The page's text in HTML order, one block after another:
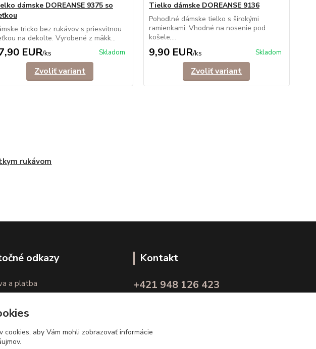
dámske DOREANSE 9375 so
tricko bez rukávov s priesvitnou
na dekolte. Vyrobené z mäkk...
EUR/ks Skladom
Zvoliť variant
Tielko dámske DOREANSE 9136
Pohodlné dámske tielko s širokými
ramienkami. Vhodné na nosenie pod
košele,...
9,90 EUR/ks Skladom
Zvoliť variant
rukávom
odkazy
a platba
Kontakt
+421 948 126 423
cookies, aby Vám mohli zobrazovať informácie